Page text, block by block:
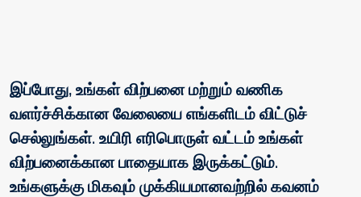
இப்போது, ​​உங்கள் விற்பனை மற்றும் வணிக
வளர்ச்சிக்கான வேலையை எங்களிடம் விட்டுச்
செல்லுங்கள். உயிரி எரிபொருள் வட்டம் உங்கள்
விற்பனைக்கான பாதையாக இருக்கட்டும்.
உங்களுக்கு மிகவும் முக்கியமானவற்றில் கவனம்